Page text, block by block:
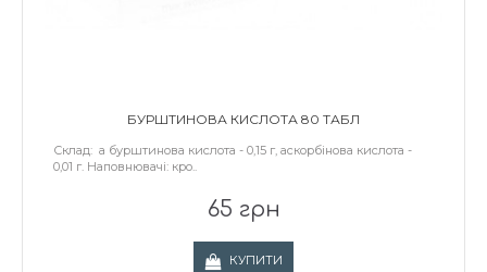
БУРШТИНОВА КИСЛОТА 80 ТАБЛ
Склад: а бурштинова кислота - 0,15 г, аскорбінова кислота -
0,01 г. Наповнювачі: кро..
65 грн
КУПИТИ